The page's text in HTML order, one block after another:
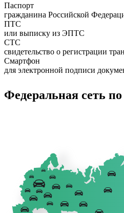
Паспорт
гражданина Российской
ПТС
или выписку из ЭПТС
СТС
свидетельство о регистрации
Смартфон
для электронной подписи
Федеральная сеть